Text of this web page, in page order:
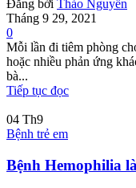
Đăng bởi Thảo Nguyễn
Tháng 9 29, 2021
0
Mỗi lần đi tiêm phòng
hoặc nhiều phản ứng
bà...
Tiếp tục đọc
04 Th9
Bệnh trẻ em
Bệnh Hemophilia